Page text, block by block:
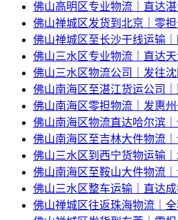
佛山高明区专业物流｜直达
佛山禅城区发货到北京｜零
佛山禅城区至长沙干线运输
佛山三水区专业物流｜直达
佛山三水区物流公司｜发往
佛山南海区至湛江货运公司
佛山南海区零担物流｜发惠
佛山南海区物流直达哈尔滨
佛山南海区至吉林大件物流
佛山三水区到西宁货物运输
佛山南海区至鞍山大件物流
佛山三水区整车运输｜直达
佛山禅城区往返珠海物流｜